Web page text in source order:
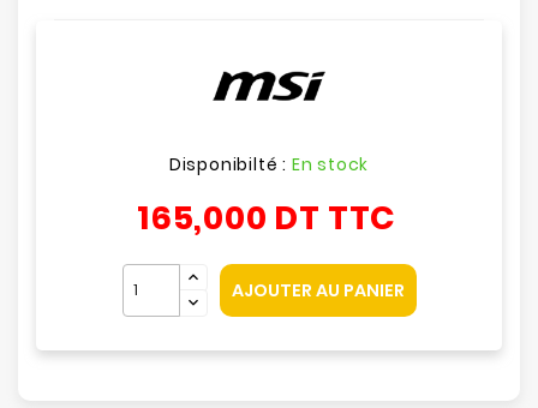
Disponibilté : En stock
165,000 DT TTC
AJOUTER AU PANIER